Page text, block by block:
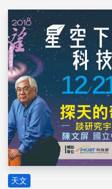
敏銳的雙眼，徹底翻轉了人
天文